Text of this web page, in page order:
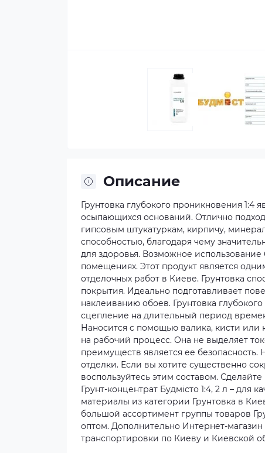
Описание
Грунтовка глубокого проникновения
осыпающихся оснований. Отлично
гипсовым штукатуркам, кирпичу,
способностью, благодаря чему
для здоровья. Возможное
помещениях. Этот продукт является
отделочных работ в Киеве. Грунтовка
покрытия. Идеально подготавливает
наклеиванию обоев. Грунтовка
сцепление на длительный период
Наносится с помощью валика, кисти или
на рабочий процесс. Она не выделяет
преимуществ является ее
отделки. Если вы хотите существенно
воспользуйтесь этим составом.
Грунт-концентрат Будмісто 1:4, 2 л – для
материалы из категории Грунтовка в
большой ассортимент группы товаров
оптом. Дополнительно Интернет-магазин
транспортировки по Киеву и Киевской